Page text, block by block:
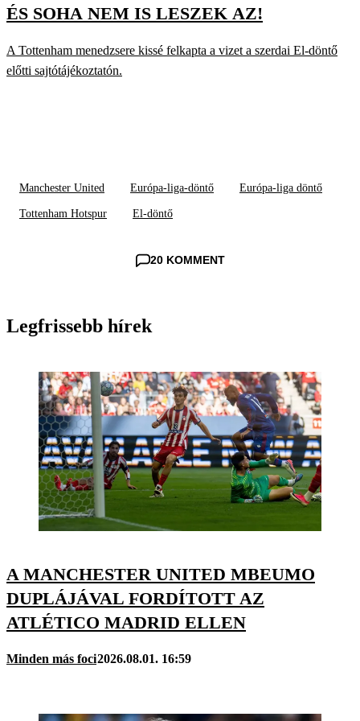
ÉS SOHA NEM IS LESZEK AZ!
A Tottenham menedzsere kissé felkapta a vizet a szerdai El-döntő
előtti sajtótájékoztatón.
Manchester United Európa-liga-döntő Európa-liga döntő
Tottenham Hotspur El-döntő
20 KOMMENT
Legfrissebb hírek
A MANCHESTER UNITED MBEUMO
DUPLÁJÁVAL FORDÍTOTT AZ
ATLÉTICO MADRID ELLEN
Minden más foci2026.08.01. 16:59